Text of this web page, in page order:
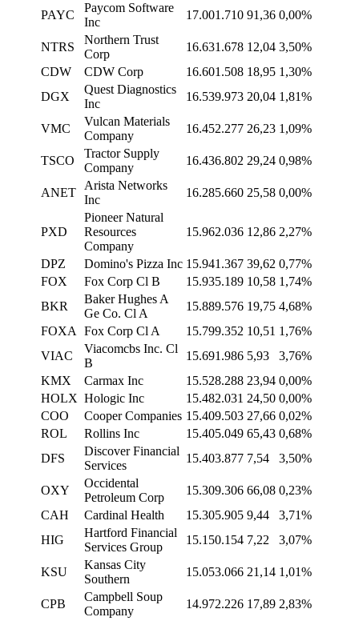
PAYC
Paycom Software
Inc
17.001.710 91,36 0,00%
NTRS
Northern Trust
Corp
16.631.678 12,04 3,50%
CDW
CDW Corp 16.601.508 18,95 1,30%
DGX
Quest Diagnostics
Inc
16.539.973 20,04 1,81%
VMC
Vulcan Materials
Company
16.452.277 26,23 1,09%
TSCO
Tractor Supply
Company
16.436.802 29,24 0,98%
ANET
Arista Networks
Inc
16.285.660 25,58 0,00%
PXD
Pioneer Natural
Resources
Company
15.962.036 12,86 2,27%
DPZ Domino's Pizza Inc 15.941.367 39,62 0,77%
FOX
Fox Corp Cl B 15.935.189 10,58 1,74%
BKR
Baker Hughes A
Ge Co. Cl A
15.889.576 19,75 4,68%
FOXA Fox Corp Cl A 15.799.352 10,51 1,76%
VIAC
Viacomcbs Inc. Cl
B
15.691.986 5,93
3,76%
KMX
Carmax Inc 15.528.288 23,94 0,00%
HOLX Hologic Inc 15.482.031 24,50 0,00%
COO
Cooper Companies 15.409.503 27,66 0,02%
ROL
Rollins Inc 15.405.049 65,43 0,68%
DFS
Discover Financial
Services
15.403.877 7,54 3,50%
OXY
Occidental
Petroleum Corp
15.309.306 66,08 0,23%
CAH
Cardinal Health 15.305.905 9,44
3,71%
HIG
Hartford Financial
Services Group
15.150.154 7,22 3,07%
KSU
Kansas City
Southern
15.053.066 21,14 1,01%
CPB
Campbell Soup
Company
14.972.226 17,89 2,83%